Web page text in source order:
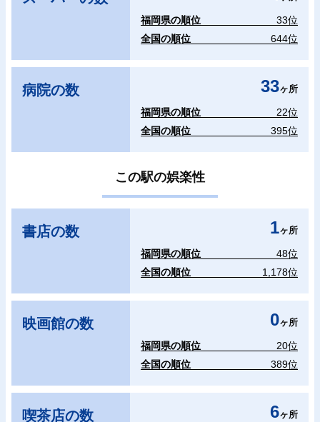
福岡県の順位
33位
全国の順位
644位
病院の数 33ヶ所
福岡県の順位
22位
全国の順位
395位
この駅の娯楽性
書店の数 1ヶ所
福岡県の順位
48位
全国の順位
1,178位
映画館の数 0ヶ所
福岡県の順位
20位
全国の順位
389位
喫茶店の数 6ヶ所